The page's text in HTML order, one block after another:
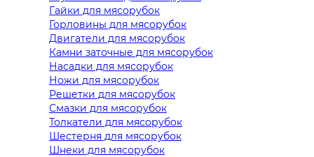
Гайки для мясорубок
Горловины для мясорубок
Двигатели для мясорубок
Камни заточные для мясорубок
Насадки для мясорубок
Ножи для мясорубок
Решетки для мясорубок
Смазки для мясорубок
Толкатели для мясорубок
Шестерня для мясорубок
Шнеки для мясорубок